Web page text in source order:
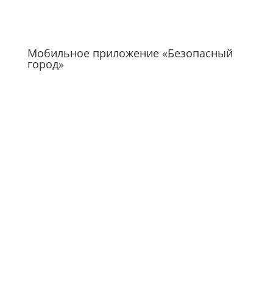
Мобильное приложение «Безопасный
город»